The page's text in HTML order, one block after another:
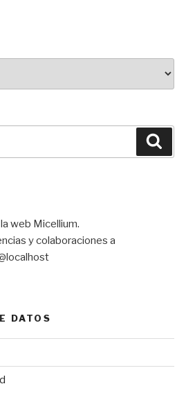
web Micellium.
y colaboraciones a
DATOS